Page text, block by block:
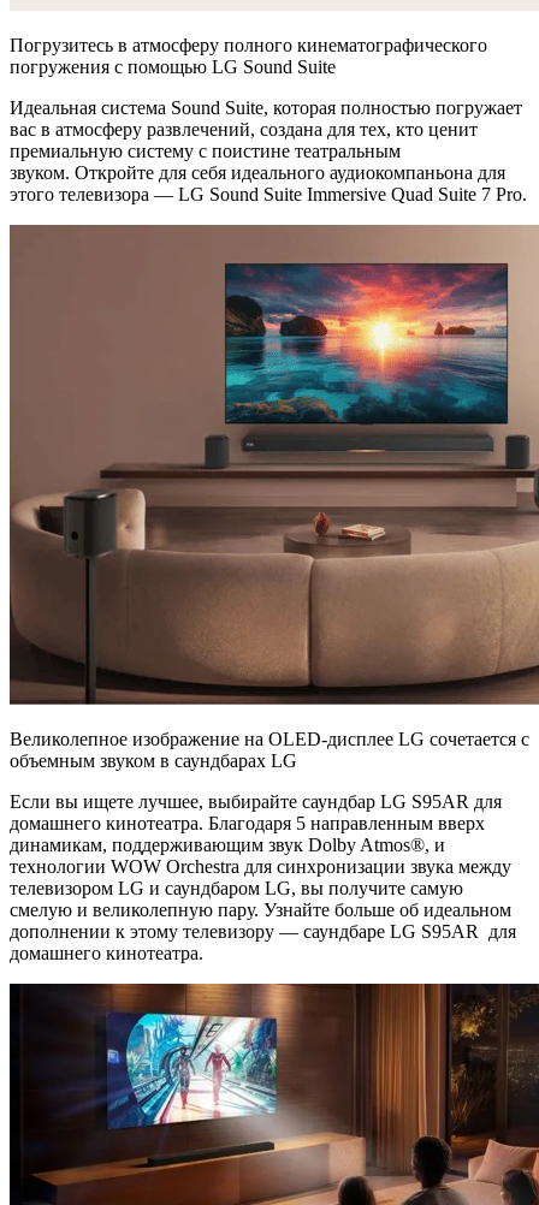
Погрузитесь в атмосферу полного кинематографического
погружения с помощью LG Sound Suite
Идеальная система Sound Suite, которая полностью погружает
вас в атмосферу развлечений, создана для тех, кто ценит
премиальную систему с поистине театральным
звуком. Откройте для себя идеального аудиокомпаньона для
этого телевизора — LG Sound Suite Immersive Quad Suite 7 Pro.
Великолепное изображение на OLED-дисплее LG сочетается с
объемным звуком в саундбарах LG
Если вы ищете лучшее, выбирайте саундбар LG S95AR для
домашнего кинотеатра. Благодаря 5 направленным вверх
динамикам, поддерживающим звук Dolby Atmos®, и
технологии WOW Orchestra для синхронизации звука между
телевизором LG и саундбаром LG, вы получите самую
смелую и великолепную пару. Узнайте больше об идеальном
дополнении к этому телевизору — саундбаре LG S95AR
для
домашнего кинотеатра.